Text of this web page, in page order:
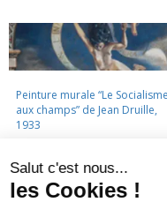
Peinture murale “Le Socialisme
aux champs” de Jean Druille,
1933